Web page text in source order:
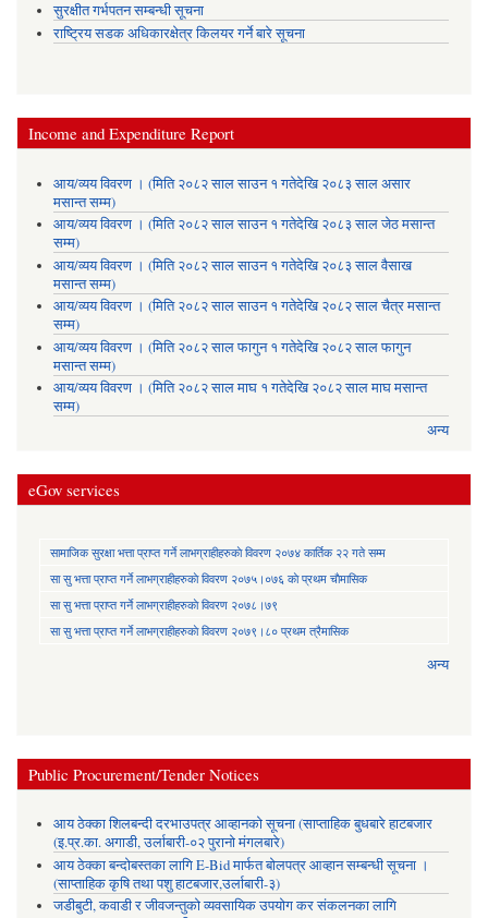
सुरक्षीत गर्भपतन सम्बन्धी सूचना
राष्ट्रिय सडक अधिकारक्षेत्र किलयर गर्ने बारे सूचना
Income and Expenditure Report
आय/व्यय विवरण । (मिति २०८२ साल साउन १ गतेदेखि २०८३ साल असार
मसान्त सम्म)
आय/व्यय विवरण । (मिति २०८२ साल साउन १ गतेदेखि २०८३ साल जेठ मसान्त
सम्म)
आय/व्यय विवरण । (मिति २०८२ साल साउन १ गतेदेखि २०८३ साल वैसाख
मसान्त सम्म)
आय/व्यय विवरण । (मिति २०८२ साल साउन १ गतेदेखि २०८२ साल चैत्र मसान्त
सम्म)
आय/व्यय विवरण । (मिति २०८२ साल फागुन १ गतेदेखि २०८२ साल फागुन
मसान्त सम्म)
आय/व्यय विवरण । (मिति २०८२ साल माघ १ गतेदेखि २०८२ साल माघ मसान्त
सम्म)
अन्य
eGov services
सामाजिक सुरक्षा भत्ता प्राप्त गर्ने लाभग्राहीहरुकाे विवरण २०७४ कार्तिक २२ गते सम्म
सा‍ सु भत्ता प्राप्त गर्ने लाभग्राहीहरुकाे विवरण २०७५।०७६ काे प्रथम चाैमासिक
सा‍ सु भत्ता प्राप्त गर्ने लाभग्राहीहरुकाे विवरण २०७८।७९
सा‍ सु भत्ता प्राप्त गर्ने लाभग्राहीहरुकाे विवरण २०७९।८० प्रथम त्रैमासिक
अन्य
Public Procurement/Tender Notices
आय ठेक्का शिलबन्दी दरभाउपत्र आव्हानको सूचना (साप्ताहिक बुधबारे हाटबजार
(इ.प्र.का. अगाडी, उर्लाबारी-०२ पुरानो मंगलबारे)
आय ठेक्का बन्दोबस्तका लागि E-Bid मार्फत बोलपत्र आव्हान सम्बन्धी सूचना ।
(साप्ताहिक कृषि तथा पशु हाटबजार,उर्लाबारी-३)
जडीबुटी, कवाडी र जीवजन्तुको व्यवसायिक उपयोग कर संकलनका लागि